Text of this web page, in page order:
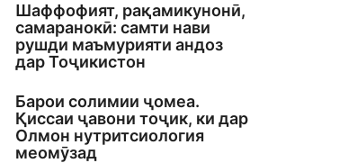
Шаффофият, рақамикунонӣ,
самаранокӣ: самти нави
рушди маъмурияти андоз
дар Тоҷикистон
Барои солимии ҷомеа.
Қиссаи ҷавони тоҷик, ки дар
Олмон нутритсиология
меомӯзад